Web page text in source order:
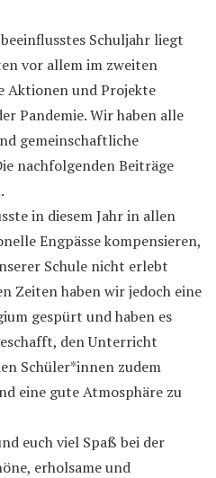
Schuljahr liegt
vor allem im zweiten
Aktionen und Projekte
Pandemie. Wir haben alle
gemeinschaftliche
nachfolgenden Beiträge
in diesem Jahr in allen
Engpässe kompensieren,
Schule nicht erlebt
Zeiten haben wir jedoch eine
gespürt und haben es
den Unterricht
Schüler*innen zudem
eine gute Atmosphäre zu
euch viel Spaß bei der
erholsame und